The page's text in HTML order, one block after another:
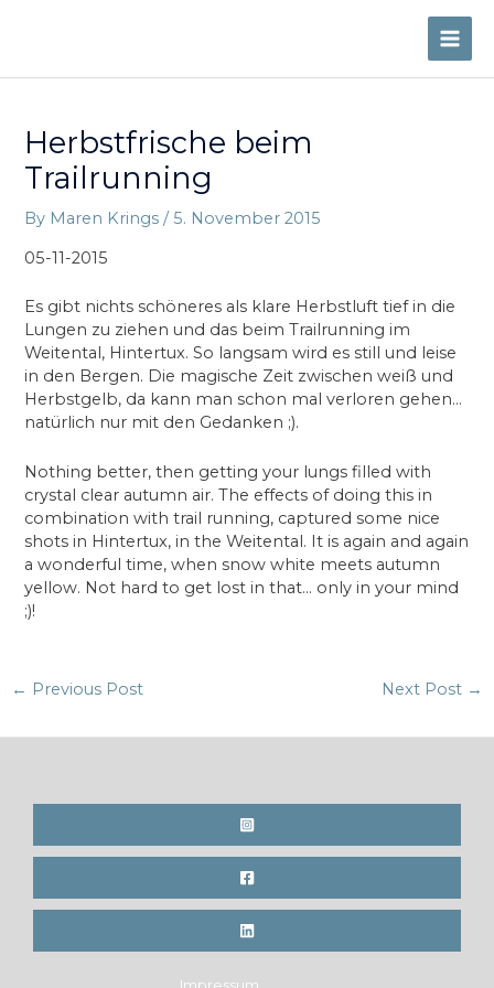
Herbstfrische beim
Trailrunning
By Maren Krings/5. November 2015
05-11-2015
Es gibt nichts schöneres als klare Herbstluft tief in die
Lungen zu ziehen und das beim Trailrunning im
Weitental, Hintertux. So langsam wird es still und leise
in den Bergen. Die magische Zeit zwischen weiß und
Herbstgelb, da kann man schon mal verloren gehen…
natürlich nur mit den Gedanken ;).
Nothing better, then getting your lungs filled with
crystal clear autumn air. The effects of doing this in
combination with trail running, captured some nice
shots in Hintertux, in the Weitental. It is again and again
a wonderful time, when snow white meets autumn
yellow. Not hard to get lost in that… only in your mind
;)!
Post
← Previous Post Next Post →